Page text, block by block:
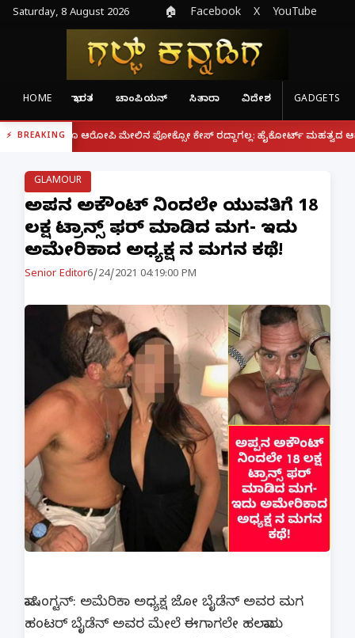
Saturday, 8 August 2026 🏠 Facebook X YouTube
HOME ಭಾರತ ಚಾಂಪಿಯನ್ ಸಿತಾರಾ ವಿದೇಶ GADGETS
BREAKING
ಆರೋಪಿ ಮೇಲಿನ ಪೋಕ್ಸೋ ಕೇಸ್ ರದ್ದಾಗಲ್ಲ: ಹೈಕೋರ್ಟ್ ಮಹತ್ವದ ಆದೇಶ | ಫೋನ್
GLAMOUR
ಅಪ್ಪನ ಅಕೌಂಟ್ ನಿಂದಲೇ ಯುವತಿಗೆ 18
ಲಕ್ಷ ಟ್ರಾನ್ಸ್ ಫರ್ ಮಾಡಿದ ಮಗ- ಇದು
ಅಮೇರಿಕಾದ ಅಧ್ಯಕ್ಷ ನ ಮಗನ ಕಥೆ!
Senior Editor6/24/2021 04:19:00 PM
ವಾಷಿಂಗ್ಟನ್: ಅಮೆರಿಕಾ ಅಧ್ಯಕ್ಷ ಜೋ ಬೈಡೆನ್ ಅವರ ಮಗ
ಹಂಟರ್ ಬೈಡೆನ್ ಅವರ ಮೇಲೆ ಈಗಾಗಲೇ ಹಲವಾರು